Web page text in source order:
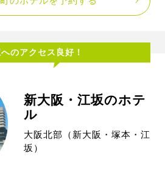
のアクセス良好！
新大阪・江坂のホテ
ル
大阪北部（新大阪・塚本・江
坂）